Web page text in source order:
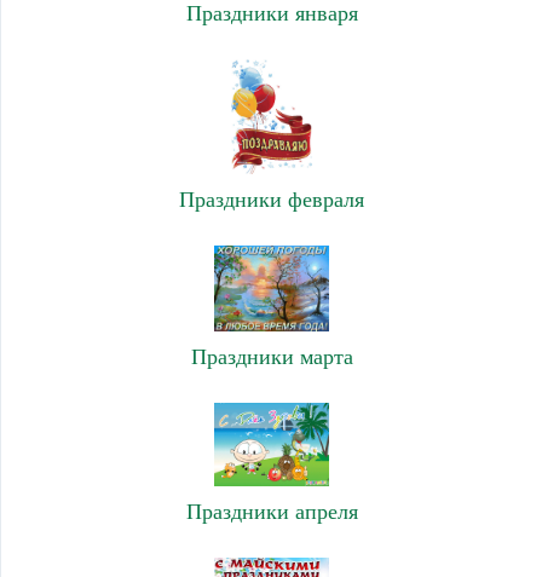
Праздники января
Праздники февраля
Праздники марта
Праздники апреля